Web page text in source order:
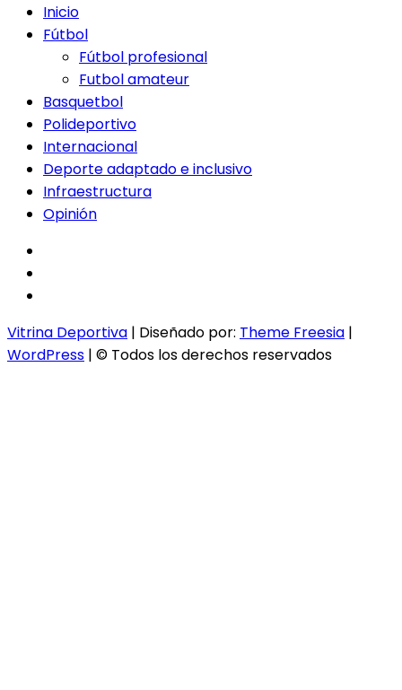
Inicio
Fútbol
Fútbol profesional
Futbol amateur
Basquetbol
Polideportivo
Internacional
Deporte adaptado e inclusivo
Infraestructura
Opinión
Vitrina Deportiva | Diseñado por: Theme Freesia |
WordPress | © Todos los derechos reservados